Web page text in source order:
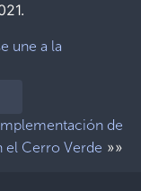
une a la
de
el Cerro Verde »»